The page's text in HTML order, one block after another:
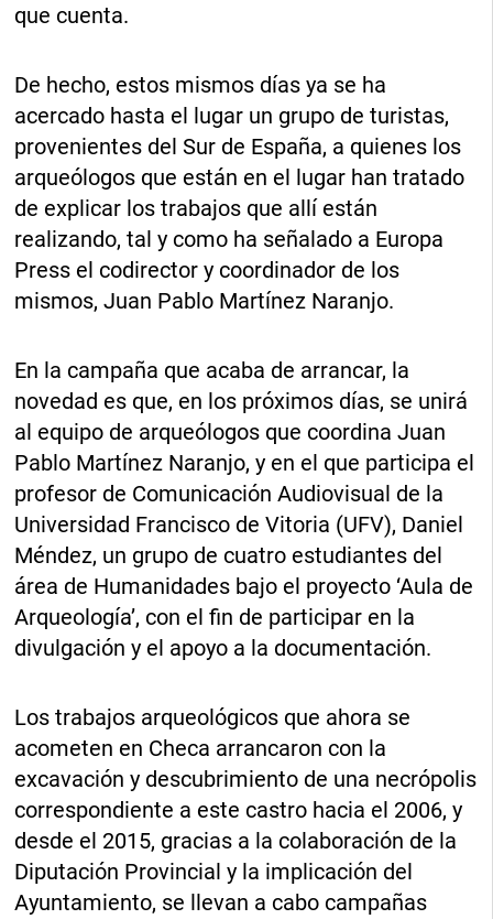
que cuenta.
De hecho, estos mismos días ya se ha
acercado hasta el lugar un grupo de turistas,
provenientes del Sur de España, a quienes los
arqueólogos que están en el lugar han tratado
de explicar los trabajos que allí están
realizando, tal y como ha señalado a Europa
Press el codirector y coordinador de los
mismos, Juan Pablo Martínez Naranjo.
En la campaña que acaba de arrancar, la
novedad es que, en los próximos días, se unirá
al equipo de arqueólogos que coordina Juan
Pablo Martínez Naranjo, y en el que participa el
profesor de Comunicación Audiovisual de la
Universidad Francisco de Vitoria (UFV), Daniel
Méndez, un grupo de cuatro estudiantes del
área de Humanidades bajo el proyecto ‘Aula de
Arqueología’, con el fin de participar en la
divulgación y el apoyo a la documentación.
Los trabajos arqueológicos que ahora se
acometen en Checa arrancaron con la
excavación y descubrimiento de una necrópolis
correspondiente a este castro hacia el 2006, y
desde el 2015, gracias a la colaboración de la
Diputación Provincial y la implicación del
Ayuntamiento, se llevan a cabo campañas